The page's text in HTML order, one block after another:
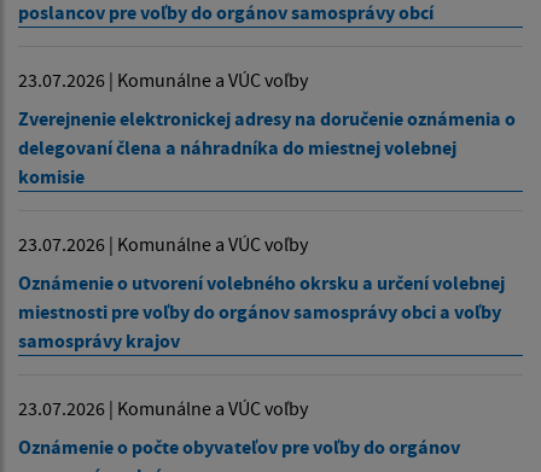
poslancov pre voľby do orgánov samosprávy obcí
23.07.2026 | Komunálne a VÚC voľby
Zverejnenie elektronickej adresy na doručenie oznámenia o
delegovaní člena a náhradníka do miestnej volebnej
komisie
23.07.2026 | Komunálne a VÚC voľby
Oznámenie o utvorení volebného okrsku a určení volebnej
miestnosti pre voľby do orgánov samosprávy obci a voľby
samosprávy krajov
23.07.2026 | Komunálne a VÚC voľby
Oznámenie o počte obyvateľov pre voľby do orgánov